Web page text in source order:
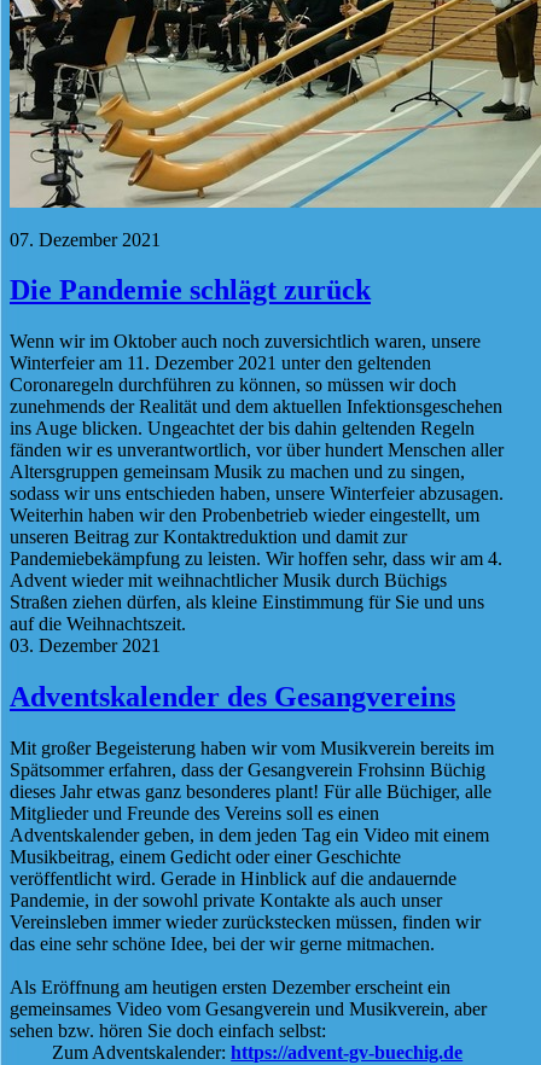
07. Dezember 2021
Die Pandemie schlägt zurück
Wenn wir im Oktober auch noch zuversichtlich waren, unsere
Winterfeier am 11. Dezember 2021 unter den geltenden
Coronaregeln durchführen zu können, so müssen wir doch
zunehmends der Realität und dem aktuellen Infektionsgeschehen
ins Auge blicken. Ungeachtet der bis dahin geltenden Regeln
fänden wir es unverantwortlich, vor über hundert Menschen aller
Altersgruppen gemeinsam Musik zu machen und zu singen,
sodass wir uns entschieden haben, unsere Winterfeier abzusagen.
Weiterhin haben wir den Probenbetrieb wieder eingestellt, um
unseren Beitrag zur Kontaktreduktion und damit zur
Pandemiebekämpfung zu leisten. Wir hoffen sehr, dass wir am 4.
Advent wieder mit weihnachtlicher Musik durch Büchigs
Straßen ziehen dürfen, als kleine Einstimmung für Sie und uns
auf die Weihnachtszeit.
03. Dezember 2021
Adventskalender des Gesangvereins
Mit großer Begeisterung haben wir vom Musikverein bereits im
Spätsommer erfahren, dass der Gesangverein Frohsinn Büchig
dieses Jahr etwas ganz besonderes plant! Für alle Büchiger, alle
Mitglieder und Freunde des Vereins soll es einen
Adventskalender geben, in dem jeden Tag ein Video mit einem
Musikbeitrag, einem Gedicht oder einer Geschichte
veröffentlicht wird. Gerade in Hinblick auf die andauernde
Pandemie, in der sowohl private Kontakte als auch unser
Vereinsleben immer wieder zurückstecken müssen, finden wir
das eine sehr schöne Idee, bei der wir gerne mitmachen.
Als Eröffnung am heutigen ersten Dezember erscheint ein
gemeinsames Video vom Gesangverein und Musikverein, aber
sehen bzw. hören Sie doch einfach selbst:
Zum Adventskalender:https://advent-gv-buechig.de